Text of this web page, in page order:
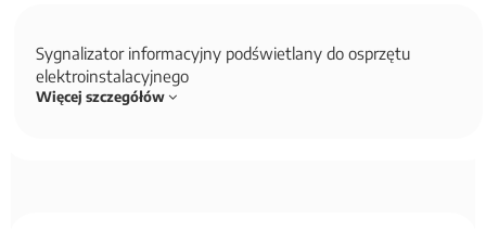
Sygnalizator informacyjny podświetlany do osprzętu
elektroinstalacyjnego
Więcej szczegółów